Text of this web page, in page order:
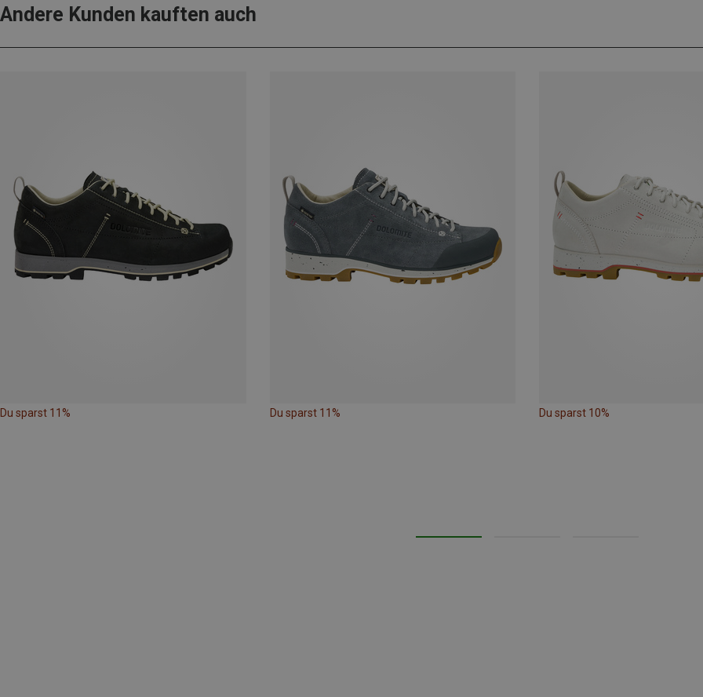
Andere Kunden kauften auch
Du sparst 11% Du sparst 11% Du sparst 10%